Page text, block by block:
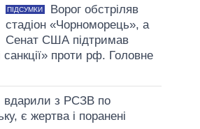
ПІДСУМКИ
Ворог обстріляв
стадіон «Чорноморець», а
Сенат США підтримав
санкції» проти рф. Головне
вдарили з РСЗВ по
є жертва і поранені